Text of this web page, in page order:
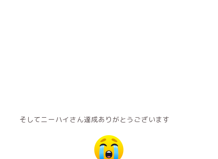
そしてニーハイさん達成ありがとうございます